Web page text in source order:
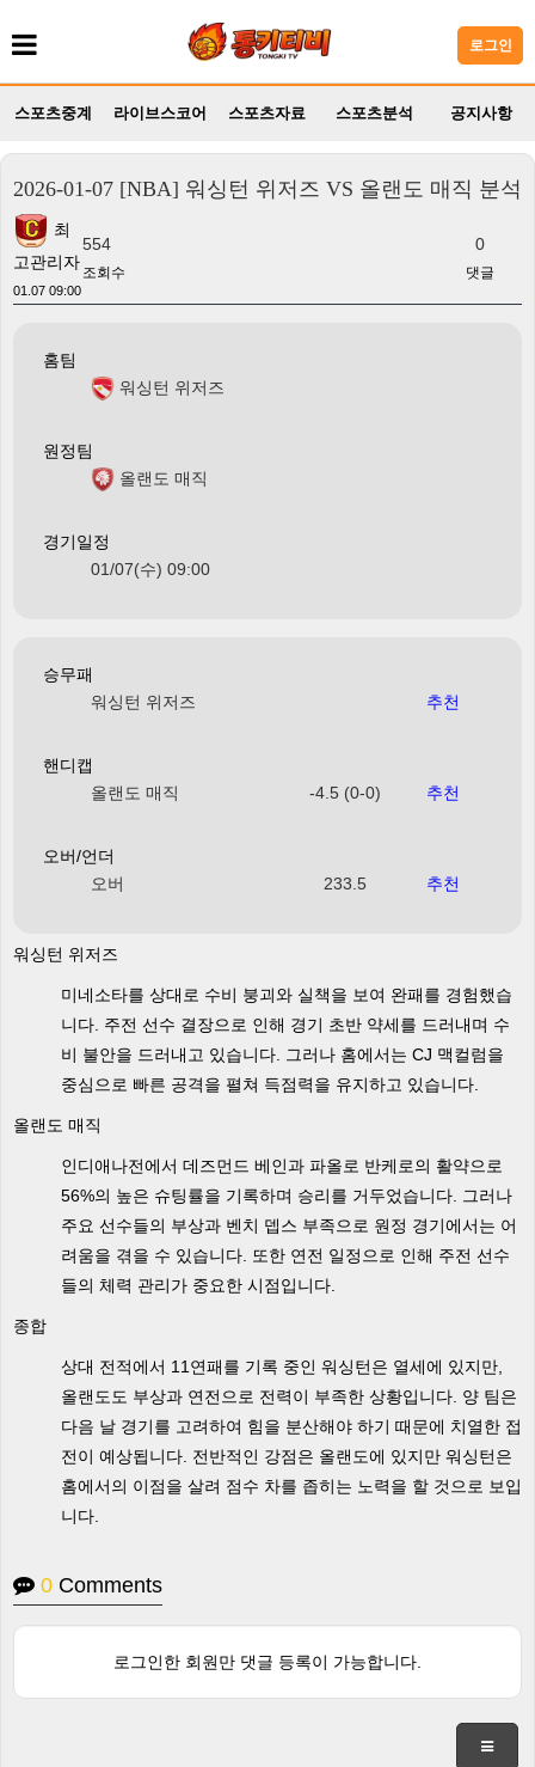
로그인
스포츠중계 라이브스코어 스포츠자료 스포츠분석 공지사항
2026-01-07 [NBA] 워싱턴 위저즈 VS 올랜도 매직 분석
최
고관리자
01.07 09:00
554
조회수
0
댓글
홈팀
워싱턴 위저즈
원정팀
올랜도 매직
경기일정
01/07(수) 09:00
승무패
워싱턴 위저즈
추천
핸디캡
올랜도 매직
-4.5 (0-0) 추천
오버/언더
오버
233.5 추천
워싱턴 위저즈
미네소타를 상대로 수비 붕괴와 실책을 보여 완패를 경험했습
니다. 주전 선수 결장으로 인해 경기 초반 약세를 드러내며 수
비 불안을 드러내고 있습니다. 그러나 홈에서는 CJ 맥컬럼을
중심으로 빠른 공격을 펼쳐 득점력을 유지하고 있습니다.
올랜도 매직
인디애나전에서 데즈먼드 베인과 파올로 반케로의 활약으로
56%의 높은 슈팅률을 기록하며 승리를 거두었습니다. 그러나
주요 선수들의 부상과 벤치 뎁스 부족으로 원정 경기에서는 어
려움을 겪을 수 있습니다. 또한 연전 일정으로 인해 주전 선수
들의 체력 관리가 중요한 시점입니다.
종합
상대 전적에서 11연패를 기록 중인 워싱턴은 열세에 있지만,
올랜도도 부상과 연전으로 전력이 부족한 상황입니다. 양 팀은
다음 날 경기를 고려하여 힘을 분산해야 하기 때문에 치열한 접
전이 예상됩니다. 전반적인 강점은 올랜도에 있지만 워싱턴은
홈에서의 이점을 살려 점수 차를 좁히는 노력을 할 것으로 보입
니다.
0 Comments
로그인한 회원만 댓글 등록이 가능합니다.